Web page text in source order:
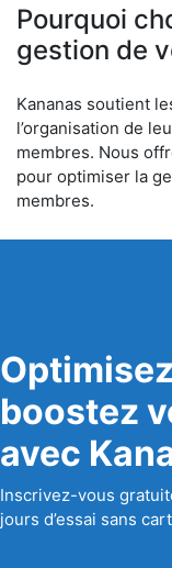
Pourquoi
gestion de
Kananas soutient
l’organisation de
membres. Nous
pour optimiser la
membres.
boostez
avec
Inscrivez-vous
jours d’essai sans